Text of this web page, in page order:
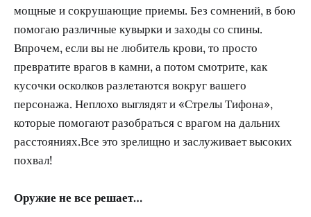
мощные и сокрушающие приемы. Без сомнений, в бою
помогаю различные кувырки и заходы со спины.
Впрочем, если вы не любитель крови, то просто
превратите врагов в камни, а потом смотрите, как
кусочки осколков разлетаются вокруг вашего
персонажа. Неплохо выглядят и «Стрелы Тифона»,
которые помогают разобраться с врагом на дальних
расстояниях.Все это зрелищно и заслуживает высоких
похвал!
Оружие не все решает…